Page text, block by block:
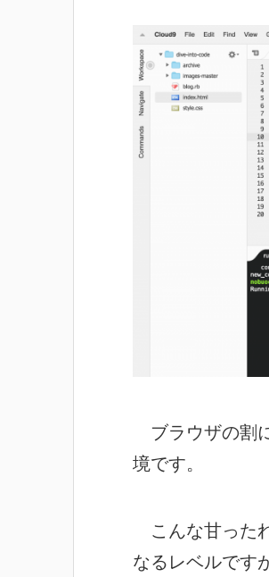
ブラウザの割
境です。
こんな甘った
なるレベルです